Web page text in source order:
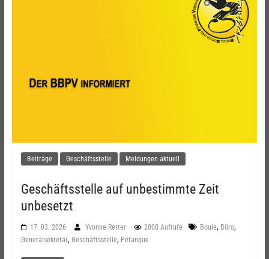
Beiträge Geschäftsstelle Meldungen aktuell
Geschäftsstelle auf unbestimmte Zeit
unbesetzt
17. 03. 2026 Yvonne Retter 2000 Aufrufe Boule, Büro,
Generalsekretär, Geschäftsstelle, Pétanque